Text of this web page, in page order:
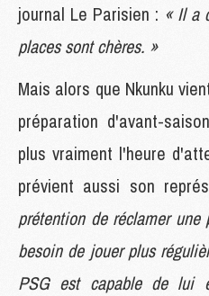
journal Le Parisien : « Il a
places sont chères. »
Mais alors que Nkunku
préparation d'avant-
plus vraiment l'heure
prévient aussi son
prétention de réclamer
besoin de jouer plus
PSG est capable de lui